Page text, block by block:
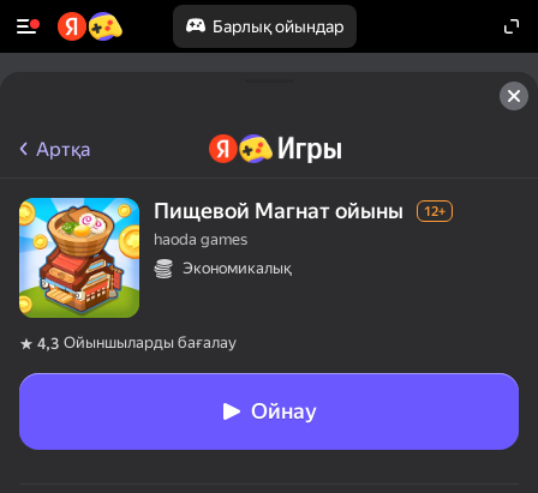
Барлық ойындар
Артқа
Пищевой Магнат ойыны 12+
haoda games
Экономикалық
4,3 Ойыншыларды бағалау
Ойнау